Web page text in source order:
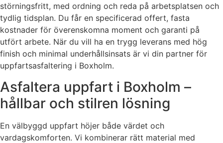
störningsfritt, med ordning och reda på arbetsplatsen och
tydlig tidsplan. Du får en specificerad offert, fasta
kostnader för överenskomna moment och garanti på
utfört arbete. När du vill ha en trygg leverans med hög
finish och minimal underhållsinsats är vi din partner för
uppfartsasfaltering i Boxholm.
Asfaltera uppfart i Boxholm –
hållbar och stilren lösning
En välbyggd uppfart höjer både värdet och
vardagskomforten. Vi kombinerar rätt material med